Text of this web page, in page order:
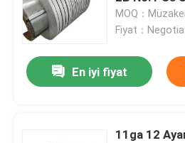
MOQ：
Fiyat：
En iyi fiyat
11ga 12